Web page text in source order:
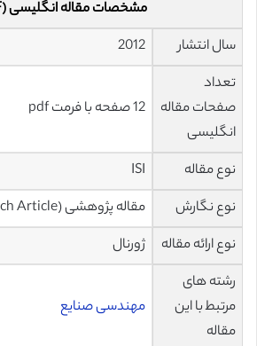
مشخصات مقاله انگلیسی (PDF)
سال انتشار
2012
تعداد
صفحات مقاله
انگلیسی
12 صفحه با فرمت pdf
نوع مقاله
ISI
نوع نگارش
مقاله پژوهشی (Research Article)
نوع ارائه مقاله
ژورنال
رشته های
مرتبط با این
مقاله
مهندسی صنایع